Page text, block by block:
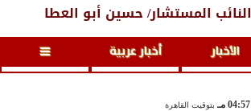
النائب المستشار/ حسين أبو العطا
الأخبار أخبار عربية
04:57 مـ بتوقيت القاهرة